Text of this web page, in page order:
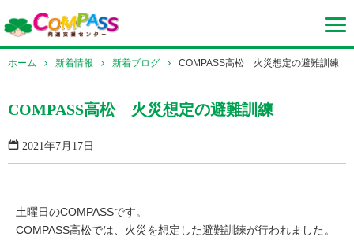
ホーム 新着情報 新着ブログ COMPASS高松 火災想定の避難訓練
COMPASS高松 火災想定の避難訓練
2021年7月17日
土曜日のCOMPASSです。
COMPASS高松では、火災を想定した避難訓練が行われました。